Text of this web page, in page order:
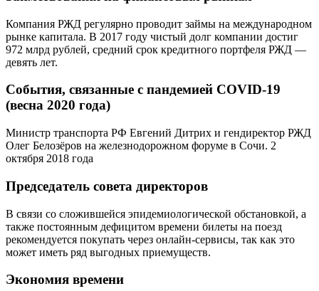
Компания РЖД регулярно проводит займы на международном
рынке капитала. В 2017 году чистый долг компании достиг
972 млрд рублей, средний срок кредитного портфеля РЖД —
девять лет.
События, связанные с пандемией COVID-19
(весна 2020 года)
Министр транспорта РФ Евгений Дитрих и гендиректор РЖД
Олег Белозёров на железнодорожном форуме в Сочи. 2
октября 2018 года
Председатель совета директоров
В связи со сложившейся эпидемиологической обстановкой, а
также постоянным дефицитом времени билеты на поезд
рекомендуется покупать через онлайн-сервисы, так как это
может иметь ряд выгодных приемуществ.
Экономия времени